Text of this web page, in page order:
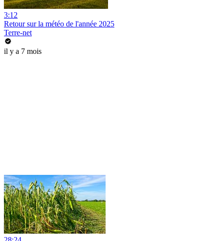
3:12
Retour sur la météo de l'année 2025
Terre-net
il y a 7 mois